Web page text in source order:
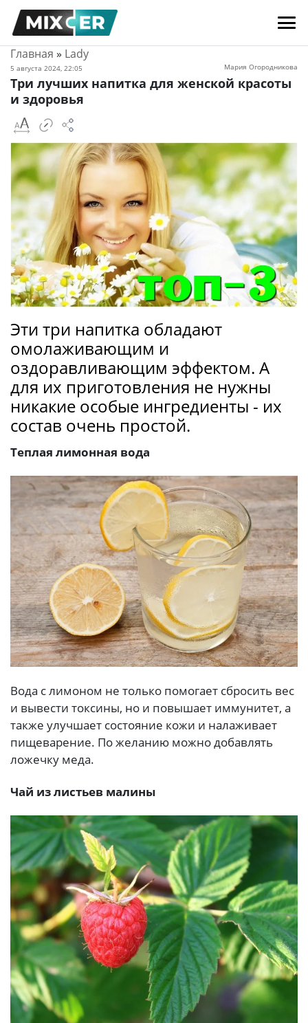
Главная » Lady
5 августа 2024, 22:05 Мария Огородникова
Три лучших напитка для женской красоты
и здоровья
Эти три напитка обладают
омолаживающим и
оздоравливающим эффектом. А
для их приготовления не нужны
никакие особые ингредиенты - их
состав очень простой.
Теплая лимонная вода
Вода с лимоном не только помогает сбросить вес
и вывести токсины, но и повышает иммунитет, а
также улучшает состояние кожи и налаживает
пищеварение. По желанию можно добавлять
ложечку меда.
Чай из листьев малины